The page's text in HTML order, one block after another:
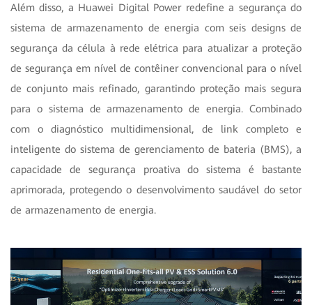
Além disso, a Huawei Digital Power redefine a segurança do
sistema de armazenamento de energia com seis designs de
segurança da célula à rede elétrica para atualizar a proteção
de segurança em nível de contêiner convencional para o nível
de conjunto mais refinado, garantindo proteção mais segura
para o sistema de armazenamento de energia. Combinado
com o diagnóstico multidimensional, de link completo e
inteligente do sistema de gerenciamento de bateria (BMS), a
capacidade de segurança proativa do sistema é bastante
aprimorada, protegendo o desenvolvimento saudável do setor
de armazenamento de energia.